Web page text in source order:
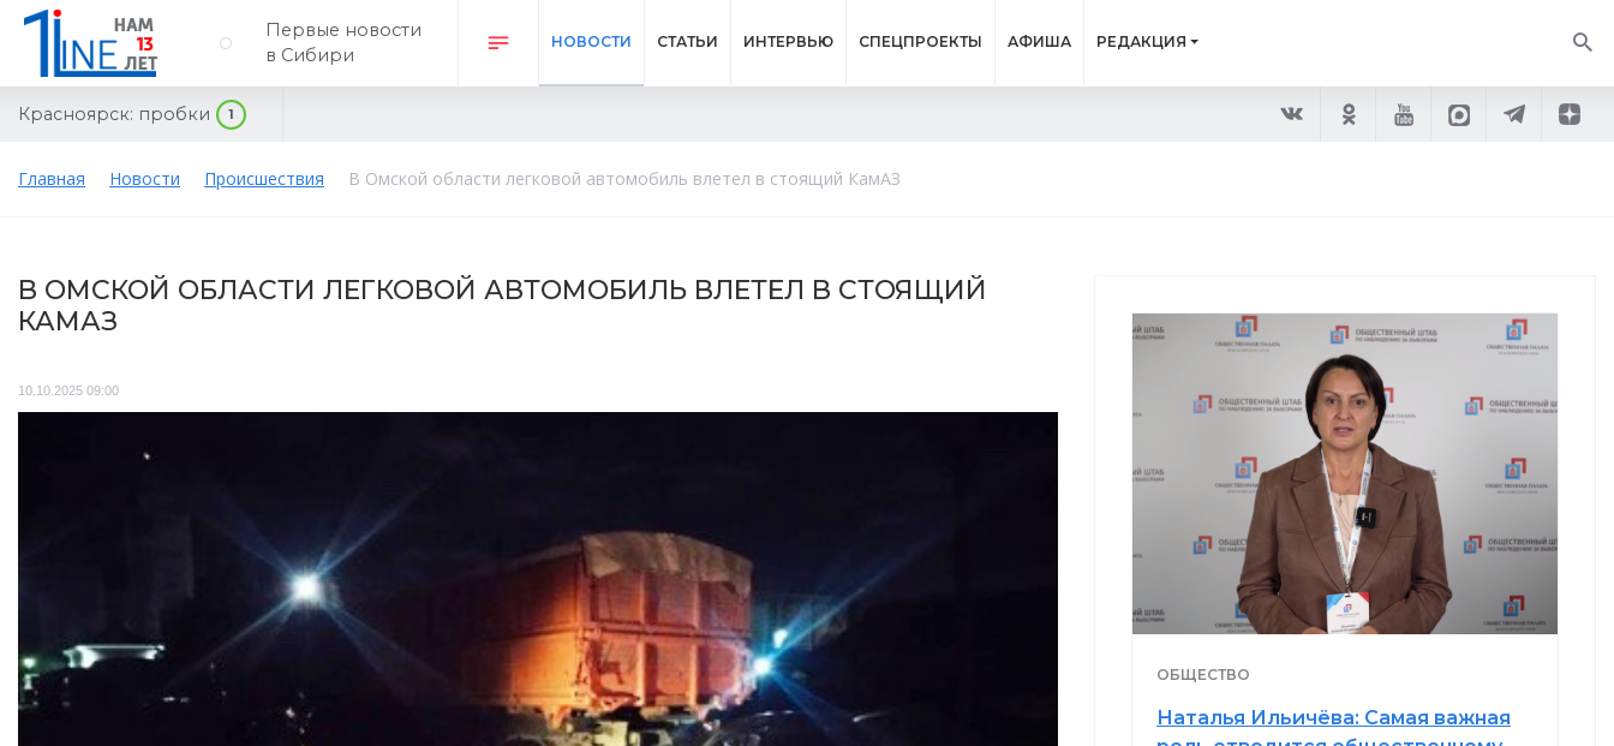
Первые новости
в Сибири
НОВОСТИ СТАТЬИ ИНТЕРВЬЮ СПЕЦПРОЕКТЫ АФИША РЕДАКЦИЯ
Красноярск: пробки 1
Главная Новости Происшествия В Омской области легковой автомобиль влетел в стоящий КамАЗ
В ОМСКОЙ ОБЛАСТИ ЛЕГКОВОЙ АВТОМОБИЛЬ ВЛЕТЕЛ В СТОЯЩИЙ
КАМАЗ
10.10.2025 09:00
ОБЩЕСТВО
Наталья Ильичёва: Самая важная